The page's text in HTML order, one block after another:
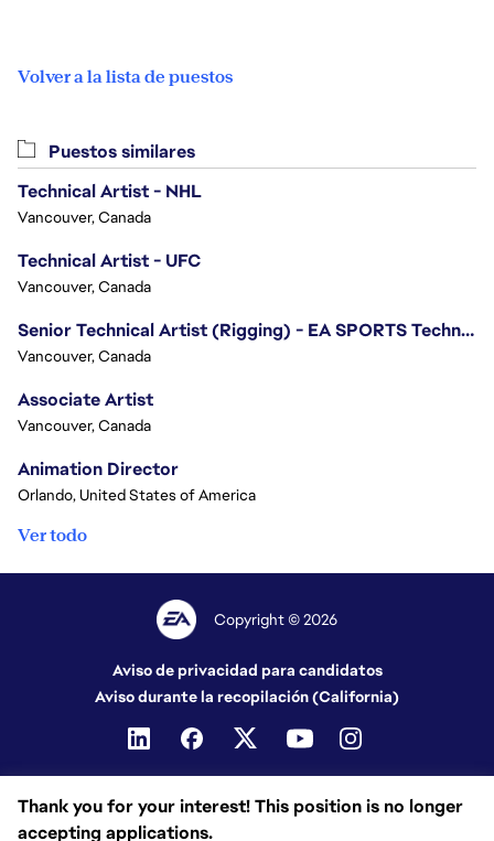
Volver a la lista de puestos
Thank you for your interest! This position is no longer
accepting applications.
Puestos similares
Technical Artist - NHL
Vancouver, Canada
Technical Artist - UFC
Vancouver, Canada
Senior Technical Artist (Rigging) - EA SPORTS Technology
Vancouver, Canada
Associate Artist
Vancouver, Canada
Animation Director
Orlando, United States of America
Ver todo
Copyright © 2026
Aviso de privacidad para candidatos
Aviso durante la recopilación (California)